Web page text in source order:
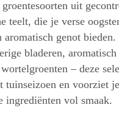
uit
teelt, die je verse
aromatisch genot
bladeren,
– deze
tuinseizoen en voorziet
ingrediënten vol smaak.